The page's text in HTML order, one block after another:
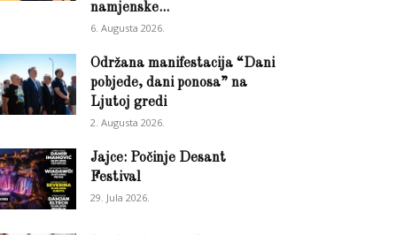
namjenske...
6. Augusta 2026.
Održana manifestacija “Dani
pobjede, dani ponosa” na
Ljutoj gredi
2. Augusta 2026.
Jajce: Počinje Desant
Festival
29. Jula 2026.